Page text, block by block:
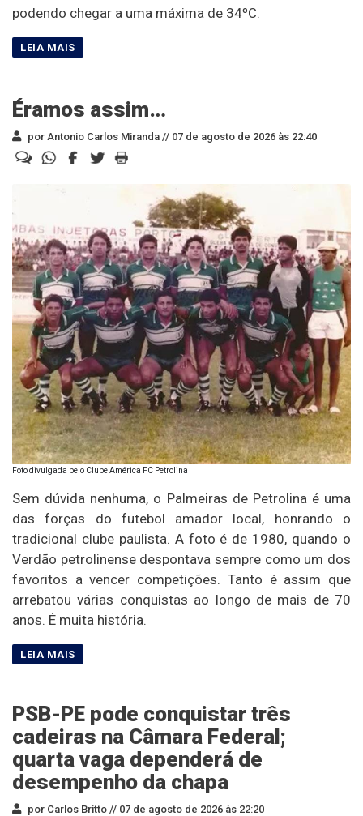
podendo chegar a uma máxima de 34ºC.
Éramos assim…
por Antonio Carlos Miranda // 07 de agosto de 2026 às 22:40
Foto divulgada pelo Clube América FC Petrolina
Sem dúvida nenhuma, o Palmeiras de Petrolina é uma
das forças do futebol amador local, honrando o
tradicional clube paulista. A foto é de 1980, quando o
Verdão petrolinense despontava sempre como um dos
favoritos a vencer competições. Tanto é assim que
arrebatou várias conquistas ao longo de mais de 70
anos. É muita história.
PSB-PE pode conquistar três
cadeiras na Câmara Federal;
quarta vaga dependerá de
desempenho da chapa
por Carlos Britto // 07 de agosto de 2026 às 22:20